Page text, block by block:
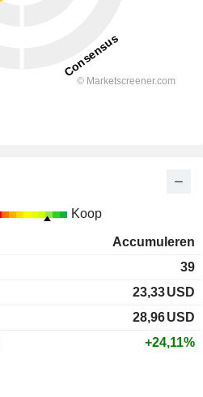
Koop
Accumuleren
39
23,33USD
28,96USD
+24,11%